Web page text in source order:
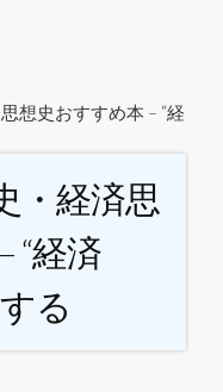
想史おすすめ本 – “経
・経済思
“経済
る